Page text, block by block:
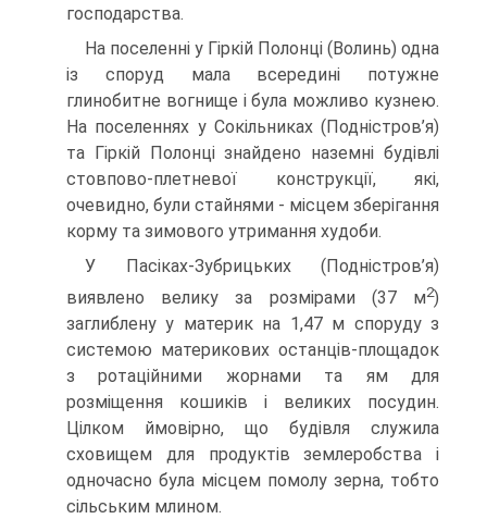
господарства.
На поселенні у Гіркій Полонці (Волинь) одна
із споруд мала всередині потужне
глинобитне вогнище і була можливо кузнею.
На поселеннях у Сокільниках (Подністров’я)
та Гіркій Полонці знайдено наземні будівлі
стовпово-плетневої конструкції, які,
очевидно, були стайнями - місцем зберігання
корму та зимового утримання худоби.
У Пасіках-Зубрицьких (Подністров’я)
виявлено велику за розмірами (37 м2)
заглиблену у материк на 1,47 м споруду з
системою материкових останців-площадок
з ротаційними жорнами та ям для
розміщення кошиків і великих посудин.
Цілком ймовірно, що будівля служила
сховищем для продуктів землеробства і
одночасно була місцем помолу зерна, тобто
сільським млином.